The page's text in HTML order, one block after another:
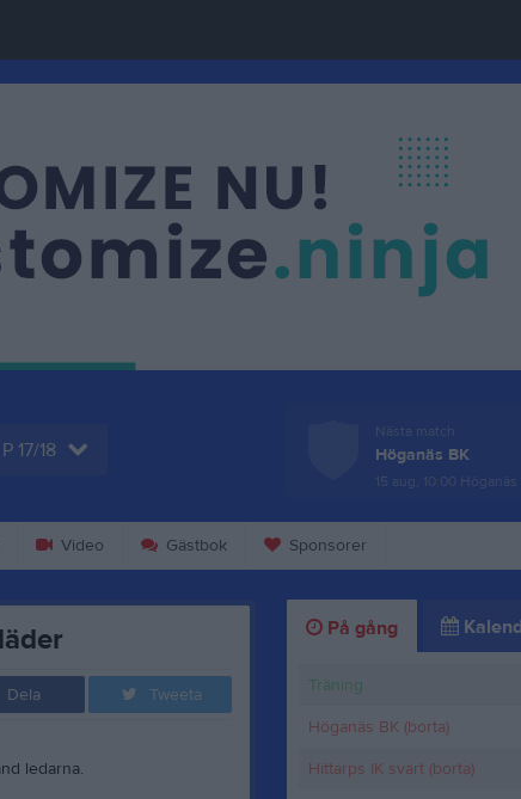
P 17/18
Nästa match
Höganäs BK
15 aug, 10:00
Video Gästbok Sponsorer
Dela Tweeta
ledarna.
På gång
Träning
Höganäs BK (borta)
Hittarps IK svart (borta)